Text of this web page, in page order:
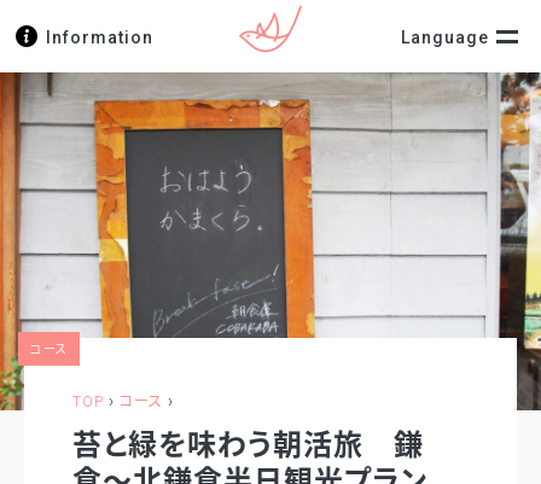
Language
Information
TOP › コース ›
コース
苔と緑を味わう朝活旅 鎌